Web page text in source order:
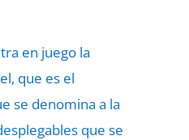
en juego la
que es el
se denomina a la
que se